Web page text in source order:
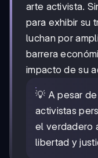
arte activista.
para exhibir su
luchan por
barrera
impacto de su
💡 A pesar
activistas
el verdadero
libertad y